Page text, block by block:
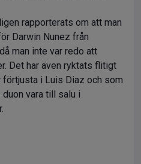
rapporterats om att man
Darwin Nunez från
man inte var redo att
Det har även ryktats flitigt
förtjusta i Luis Diaz och som
vara till salu i